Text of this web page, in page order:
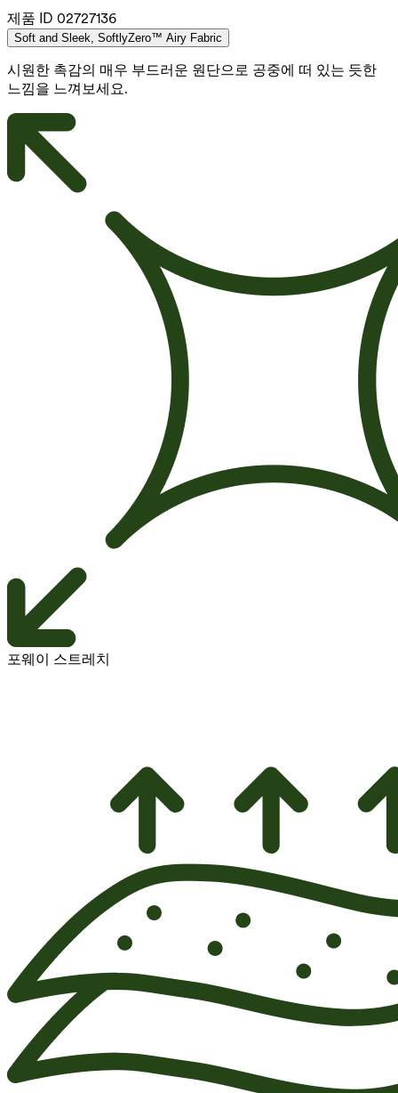
제품 ID 02727136
Soft and Sleek, SoftlyZero™ Airy Fabric
시원한 촉감의 매우 부드러운 원단으로 공중에 떠 있는 듯한
느낌을 느껴보세요.
포웨이 스트레치